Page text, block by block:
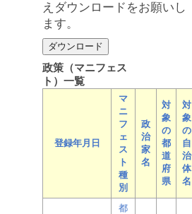
えダウンロードをお願いし
ます。
政策（マニフェス
ト）一覧
登録年月日
マ
ニ
フ
ェ
ス
ト
種
別
政
治
家
名
対
象
の
都
道
府
県
対
象
の
自
治
体
名
都